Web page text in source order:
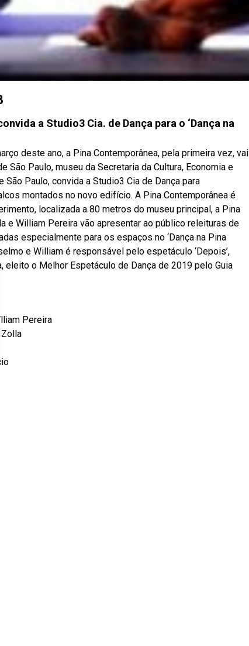
a Studio3 Cia. de Dança para o ‘Dança na
deste ano, a Pina Contemporânea, pela primeira vez, vai
São Paulo, museu da Secretaria da Cultura, Economia e
Paulo, convida a Studio3 Cia de Dança para
montados no novo edifício. A Pina Contemporânea é
localizada a 80 metros do museu principal, a Pina
e William Pereira vão apresentar ao público releituras de
especialmente para os espaços no ‘Dança na Pina
e William é responsável pelo espetáculo ‘Depois’,
eleito o Melhor Espetáculo de Dança de 2019 pelo Guia
Pereira
Zolla